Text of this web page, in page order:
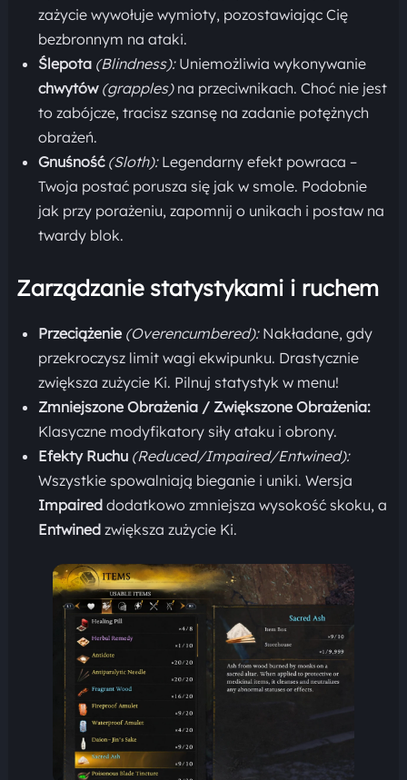
zażycie wywołuje wymioty, pozostawiając Cię
bezbronnym na ataki.
Ślepota (Blindness):Uniemożliwia wykonywanie
chwytów (grapples)na przeciwnikach. Choć nie jest
to zabójcze, tracisz szansę na zadanie potężnych
obrażeń.
Gnuśność (Sloth):Legendarny efekt powraca –
Twoja postać porusza się jak w smole. Podobnie
jak przy porażeniu, zapomnij o unikach i postaw na
twardy blok.
Zarządzanie statystykami i ruchem
Przeciążenie (Overencumbered):Nakładane, gdy
przekroczysz limit wagi ekwipunku. Drastycznie
zwiększa zużycie Ki. Pilnuj statystyk w menu!
Zmniejszone Obrażenia / Zwiększone Obrażenia:
Klasyczne modyfikatory siły ataku i obrony.
Efekty Ruchu (Reduced/Impaired/Entwined):
Wszystkie spowalniają bieganie i uniki. Wersja
Impaireddodatkowo zmniejsza wysokość skoku, a
Entwinedzwiększa zużycie Ki.